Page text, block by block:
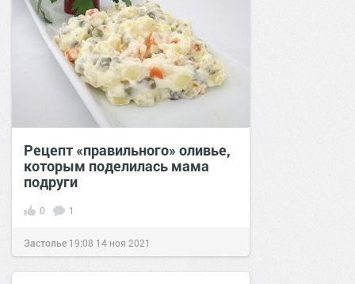
Рецепт «правильного» оливье,
которым поделилась мама
подруги
0 1
Застолье 19:08 14 ноя 2021